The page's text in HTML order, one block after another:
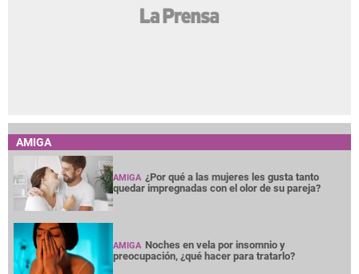
AMIGA
AMIGA ¿Por qué a las mujeres les gusta tanto
quedar impregnadas con el olor de su pareja?
AMIGA Noches en vela por insomnio y
preocupación, ¿qué hacer para tratarlo?